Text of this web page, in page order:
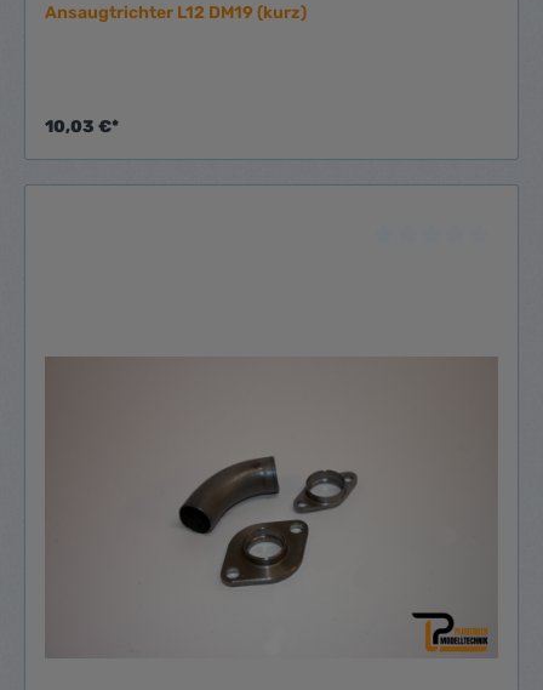
Ansaugtrichter L12 DM19 (kurz)
10,03 €*